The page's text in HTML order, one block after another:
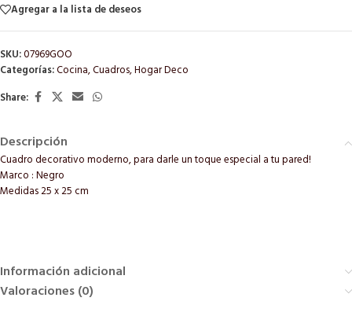
Agregar a la lista de deseos
SKU:07969GOO
Categorías:Cocina,Cuadros,Hogar Deco
Share:
Descripción
Cuadro decorativo moderno, para darle un toque especial a tu pared!
Marco : Negro
Medidas 25 x 25 cm
Información adicional
Valoraciones (0)